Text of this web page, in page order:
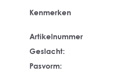
Kenmerken
Artikelnummer
Geslacht:
Pasvorm: